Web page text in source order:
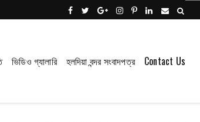
ভিডিও গ্যালারি হলদিয়া বন্দর সংবাদপত্র Contact Us